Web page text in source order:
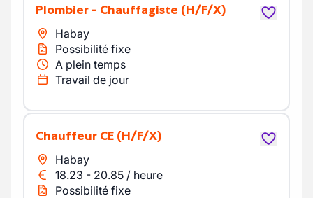
Plombier - Chauffagiste (H/F/X)
Habay
Possibilité fixe
A plein temps
Travail de jour
Chauffeur CE (H/F/X)
Habay
18.23 - 20.85 / heure
Possibilité fixe